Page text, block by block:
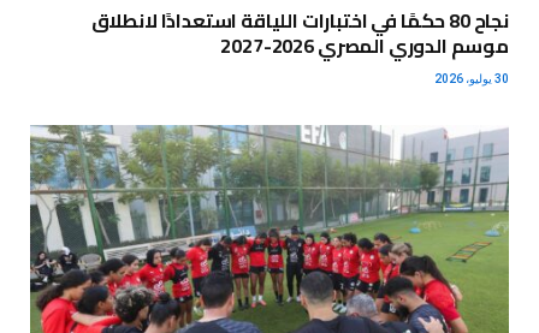
نجاح 80 حكمًا في اختبارات اللياقة استعدادًا لانطلاق
موسم الدوري المصري 2026-2027
30 يوليو، 2026